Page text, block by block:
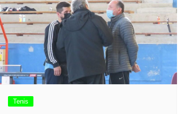
Tenis